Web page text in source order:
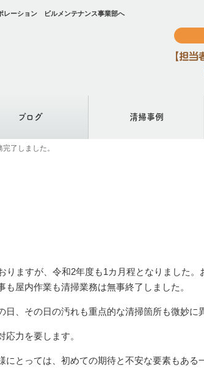
レーション ビルメンテナンス事業部へ
ブログ 清掃事例
了しました。
ますが、令和2年度も1カ月程となりました。
屋内作業も清掃業務は無事終了しました。
、その日の汚れも重点的な清掃箇所も微妙に
力を要します。
とっては、初めての期待と不安な要素もある